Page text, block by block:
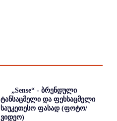
„Sense“ - ბრენდული
ტანსაცმელი და ფეხსაცმელი
საუკეთესო ფასად (ფოტო/
ვიდეო)